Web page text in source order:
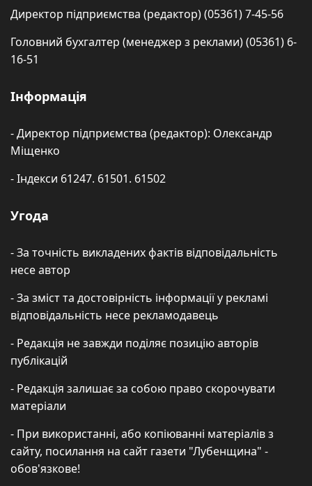
Директор підприємства (редактор) (05361) 7-45-56
Головний бухгалтер (менеджер з реклами) (05361) 6-
16-51
Інформація
- Директор підприємства (редактор): Олександр
Міщенко
- Індекси 61247. 61501. 61502
Угода
- За точність викладених фактів відповідальність
несе автор
- За зміст та достовірність інформації у рекламі
відповідальність несе рекламодавець
- Редакція не завжди поділяє позицію авторів
публікацій
- Редакція залишає за собою право скорочувати
матеріали
- При використанні, або копіюванні матеріалів з
сайту, посилання на сайт газети "Лубенщина" -
обов'язкове!